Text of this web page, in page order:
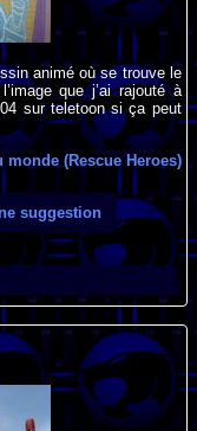
animé où se trouve le
que j’ai rajouté à
sur teletoon si ça peut
monde (Rescue Heroes)
suggestion